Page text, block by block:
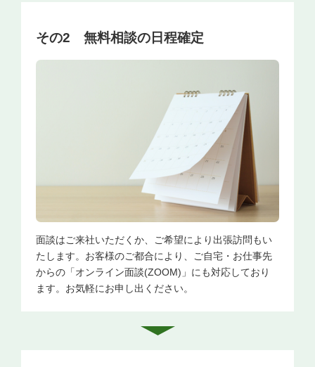
その2 無料相談の日程確定
面談はご来社いただくか、ご希望により出張訪問もい
たします。お客様のご都合により、ご自宅・お仕事先
からの「オンライン面談(ZOOM)」にも対応しており
ます。お気軽にお申し出ください。